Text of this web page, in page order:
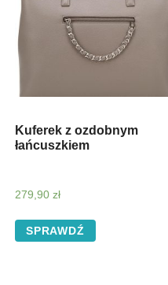
Kuferek z ozdobnym
łańcuszkiem
279,90 zł
SPRAWDŹ